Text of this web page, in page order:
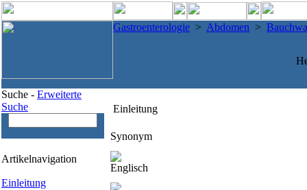
Gastroenterologie > Abdomen >
Suche - Erweiterte
Suche
Artikelnavigation
Einleitung
Einleitung
Synonym
Englisch